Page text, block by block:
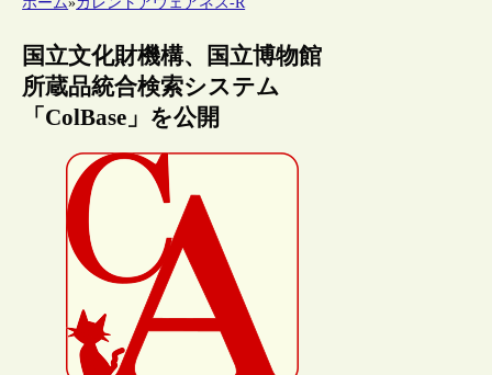
国立文化財機構、国立博物館
所蔵品統合検索システム
「ColBase」を公開